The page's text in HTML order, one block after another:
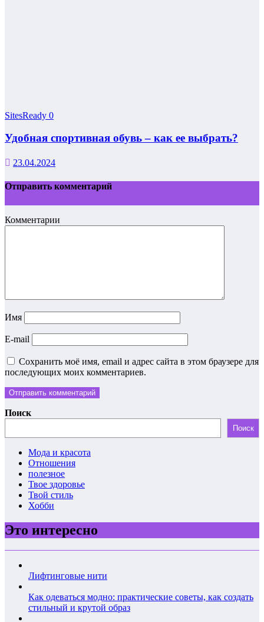
SitesReady 0
Удобная спортивная обувь – как ее выбрать?
23.04.2024
Отправить комментарий
Комментарии
Имя
E-mail
Сохранить моё имя, email и адрес сайта в этом браузере для
последующих моих комментариев.
Поиск
Поиск
Мода и красота
Отношения
полезное
Твое здоровье
Твой стиль
Хобби
Это интересно
Лифтинговые нити
Как одеваться модно: практические советы, как создать
стильный и крутой образ